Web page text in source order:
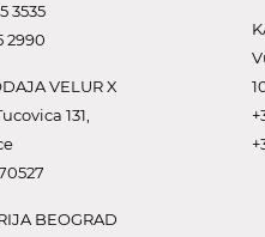
3535
2990
VELUR X
131,
BEOGRAD